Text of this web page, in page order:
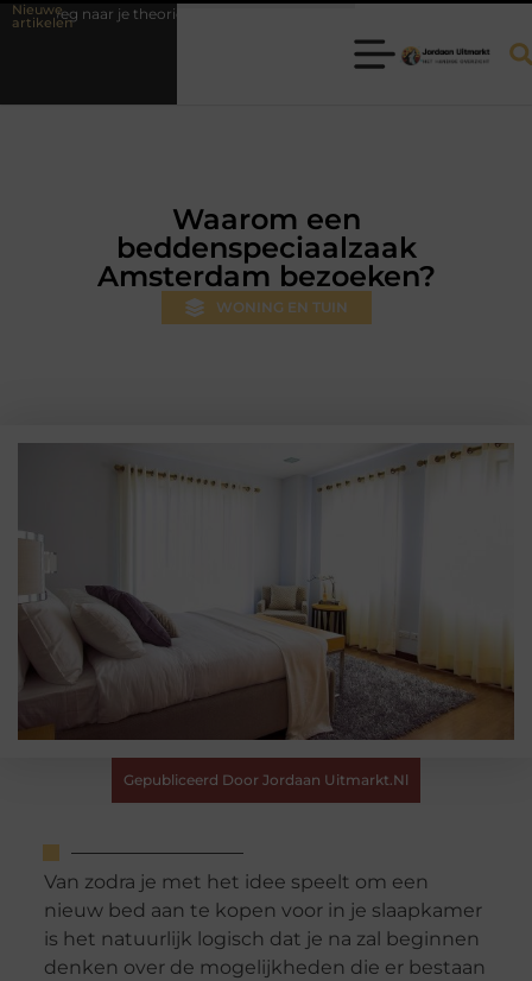
Nieuwe
artikelen
theorie-examen Fysiotherapie Hilversum: professionele hulp bij
Waarom een
beddenspeciaalzaak
Amsterdam bezoeken?
WONING EN TUIN
Gepubliceerd Door Jordaan Uitmarkt.nl
Van zodra je met het idee speelt om een
nieuw bed aan te kopen voor in je slaapkamer
is het natuurlijk logisch dat je na zal beginnen
denken over de mogelijkheden die er bestaan